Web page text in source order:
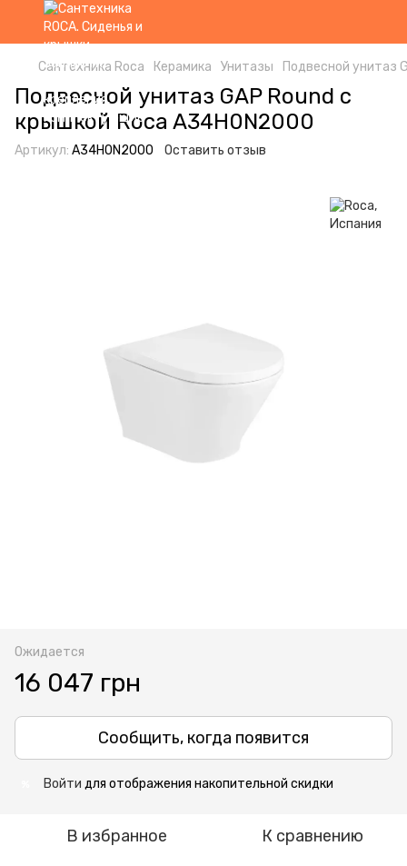
Сантехника Roca Керамика Унитазы Подвесной унитаз
Подвесной унитаз GAP Round с
крышкой Roca A34H0N2000
Артикул: A34H0N2000 Оставить отзыв
Ожидается
16 047 грн
Сообщить, когда появится
Войти для отображения накопительной скидки
В избранное К сравнению